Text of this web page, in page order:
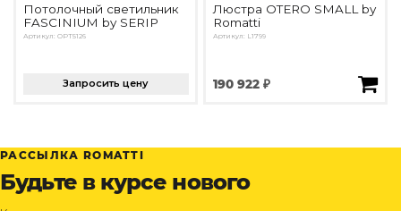
Потолочный светильник
FASCINIUM by SERIP
Артикул: OPT5126
Запросить цену
Люстра OTERO SMALL by
Romatti
Артикул: L1799
190 922 ₽
РАССЫЛКА ROMATTI
Будьте в курсе нового